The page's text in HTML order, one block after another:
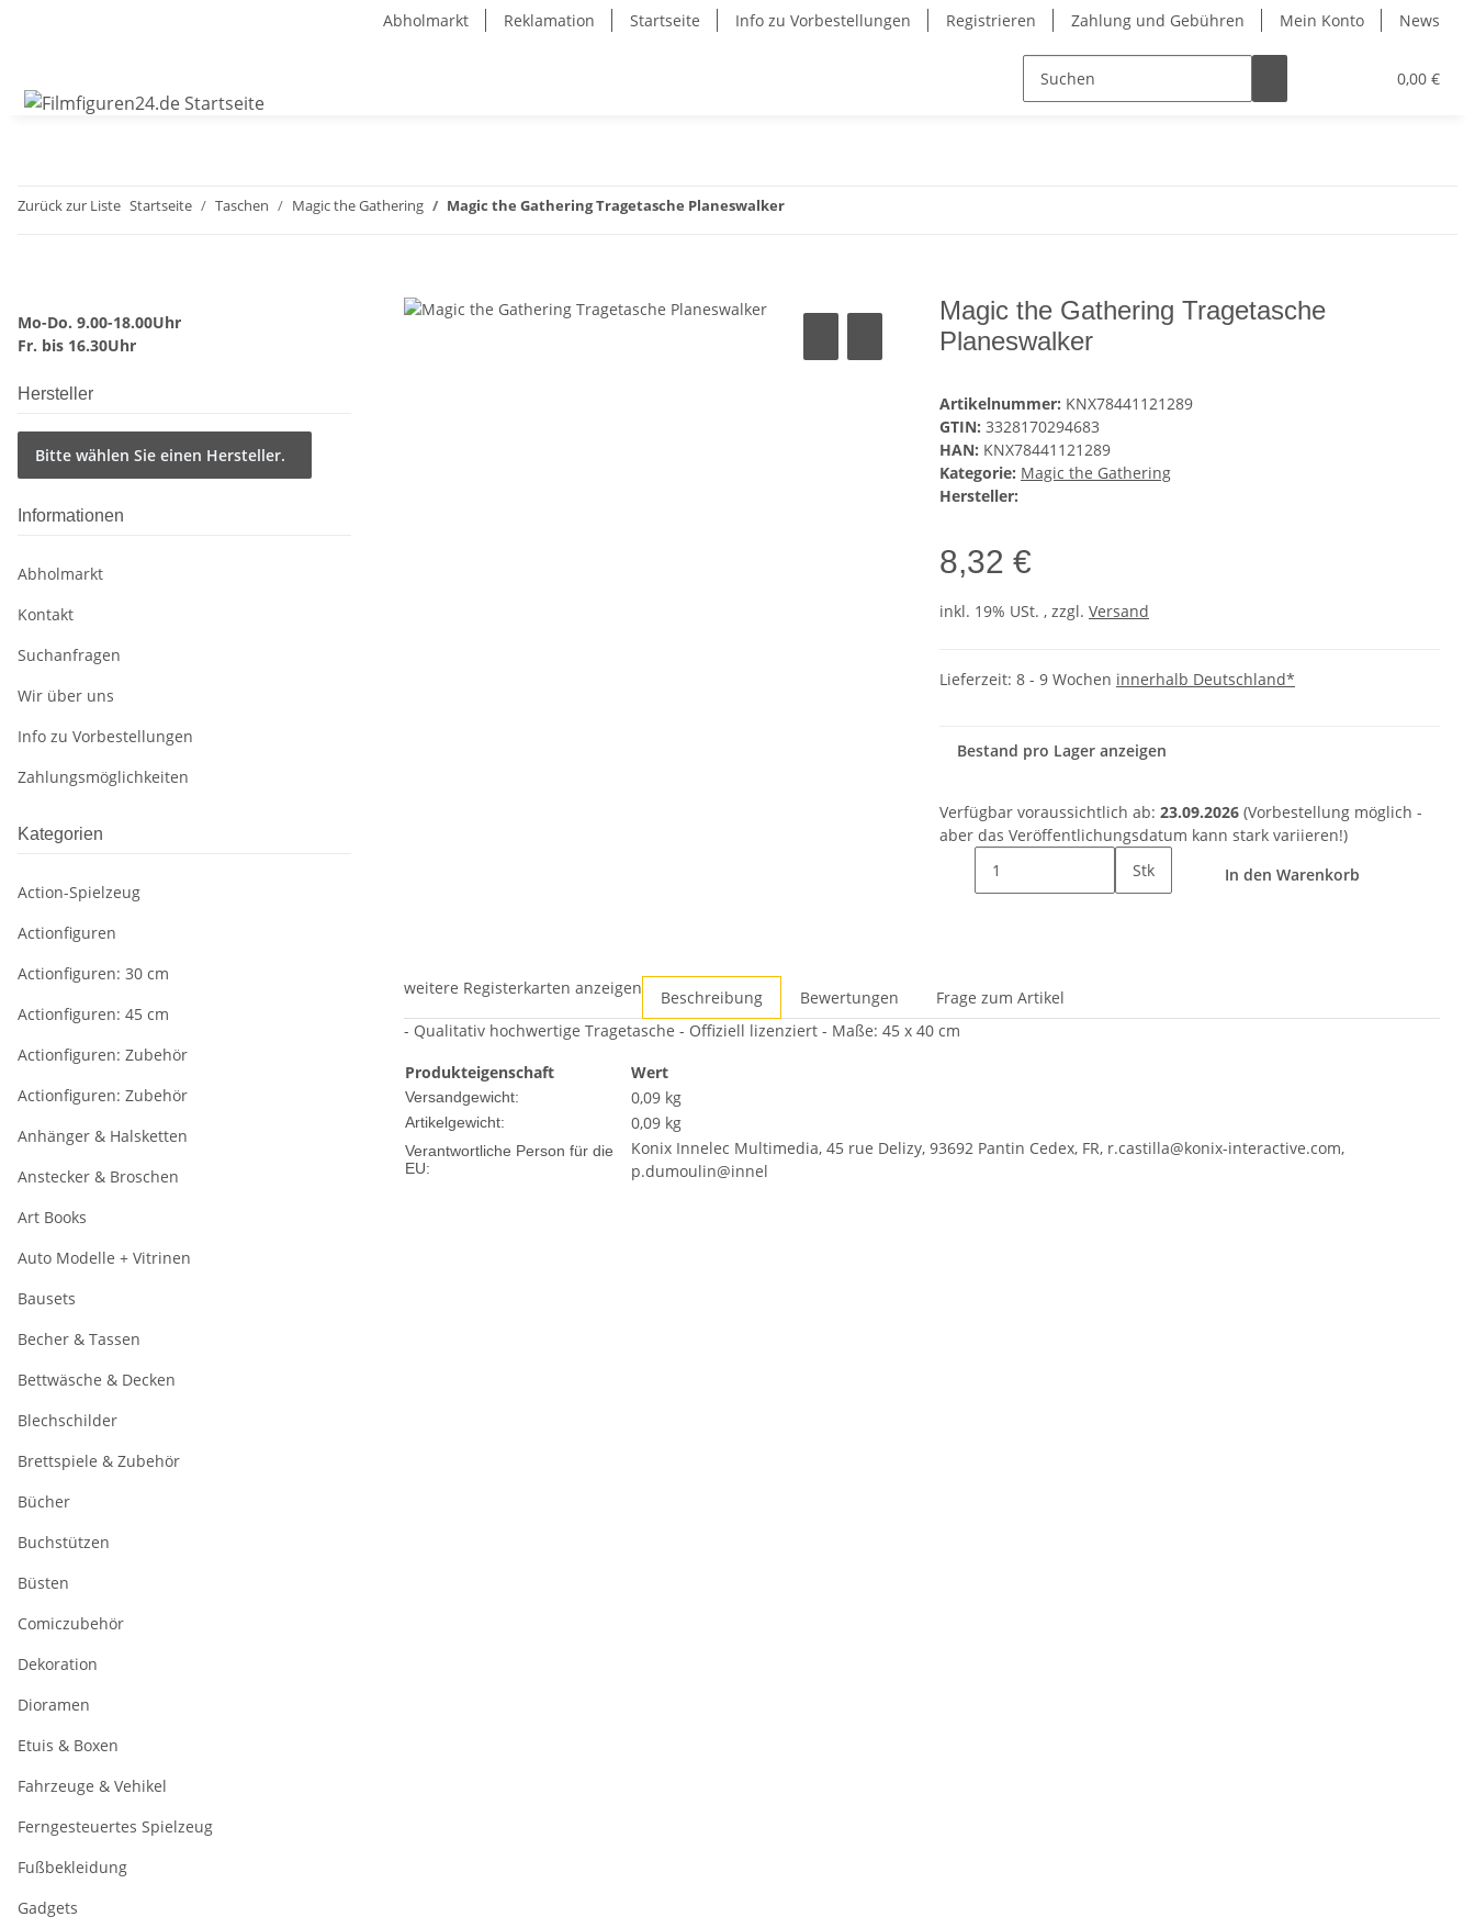
Abholmarkt Reklamation Startseite Info zu Vorbestellungen Registrieren Zahlung und Gebühren Mein Konto News
0,00 €
Zurück zur Liste Startseite Taschen Magic the Gathering Magic the Gathering Tragetasche Planeswalker
Magic the Gathering Tragetasche
Planeswalker
Artikelnummer: KNX78441121289
GTIN: 3328170294683
HAN: KNX78441121289
Kategorie: Magic the Gathering
Hersteller:
8,32 €
inkl. 19% USt. , zzgl. Versand
Lieferzeit: 8 - 9 Wochen innerhalb Deutschland*
Bestand pro Lager anzeigen
Verfügbar voraussichtlich ab: 23.09.2026 (Vorbestellung möglich -
aber das Veröffentlichungsdatum kann stark variieren!)
Stk
In den Warenkorb
weitere Registerkarten anzeigen Beschreibung Bewertungen
Frage zum Artikel
- Qualitativ hochwertige Tragetasche - Offiziell lizenziert - Maße: 45 x 40 cm
Produkteigenschaft
Wert
Versandgewicht: 0,09 kg
Artikelgewicht: 0,09 kg
Verantwortliche Person für die
EU:
Konix Innelec Multimedia, 45 rue Delizy, 93692 Pantin Cedex, FR, r.castilla@konix-interactive.com,
p.dumoulin@innel
Mo-Do. 9.00-18.00Uhr
Fr. bis 16.30Uhr
Hersteller
Bitte wählen Sie einen Hersteller.
Informationen
Abholmarkt
Kontakt
Suchanfragen
Wir über uns
Info zu Vorbestellungen
Zahlungsmöglichkeiten
Kategorien
Action-Spielzeug
Actionfiguren
Actionfiguren: 30 cm
Actionfiguren: 45 cm
Actionfiguren: Zubehör
Actionfiguren: Zubehör
Anhänger & Halsketten
Anstecker & Broschen
Art Books
Auto Modelle + Vitrinen
Bausets
Becher & Tassen
Bettwäsche & Decken
Blechschilder
Brettspiele & Zubehör
Bücher
Buchstützen
Büsten
Comiczubehör
Dekoration
Dioramen
Etuis & Boxen
Fahrzeuge & Vehikel
Ferngesteuertes Spielzeug
Fußbekleidung
Gadgets